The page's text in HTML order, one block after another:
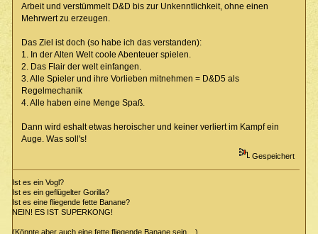
Arbeit und verstümmelt D&D bis zur Unkenntlichkeit, ohne einen
Mehrwert zu erzeugen.
Das Ziel ist doch (so habe ich das verstanden):
1. In der Alten Welt coole Abenteuer spielen.
2. Das Flair der welt einfangen.
3. Alle Spieler und ihre Vorlieben mitnehmen = D&D5 als
Regelmechanik
4. Alle haben eine Menge Spaß.
Dann wird eshalt etwas heroischer und keiner verliert im Kampf ein
Auge. Was soll's!
Gespeichert
Ist es ein Vogl?
Ist es ein geflügelter Gorilla?
Ist es eine fliegende fette Banane?
NEIN! ES IST SUPERKONG!
(Könnte aber auch eine fette fliegende Banane sein ...)